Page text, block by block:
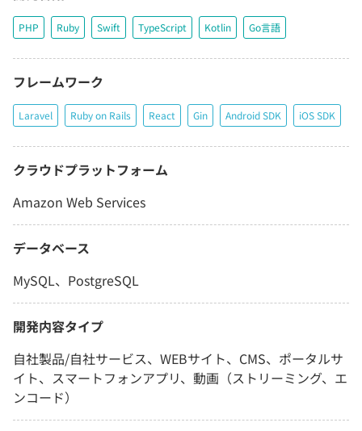
PHP Ruby Swift TypeScript Kotlin Go言語
フレームワーク
Laravel Ruby on Rails React Gin Android SDK iOS SDK
クラウドプラットフォーム
Amazon Web Services
データベース
MySQL、PostgreSQL
開発内容タイプ
自社製品/自社サービス、WEBサイト、CMS、ポータルサ
イト、スマートフォンアプリ、動画（ストリーミング、エ
ンコード）